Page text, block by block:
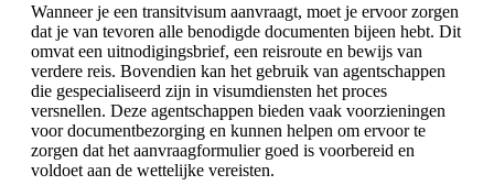
Wanneer je een transitvisum aanvraagt, moet je ervoor zorgen
dat je van tevoren alle benodigde documenten bijeen hebt. Dit
omvat een uitnodigingsbrief, een reisroute en bewijs van
verdere reis. Bovendien kan het gebruik van agentschappen
die gespecialiseerd zijn in visumdiensten het proces
versnellen. Deze agentschappen bieden vaak voorzieningen
voor documentbezorging en kunnen helpen om ervoor te
zorgen dat het aanvraagformulier goed is voorbereid en
voldoet aan de wettelijke vereisten.